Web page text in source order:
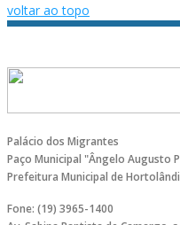
voltar ao topo
Palácio dos Migrantes
Paço Municipal "Ângelo Augusto
Prefeitura Municipal de
Fone: (19) 3965-1400